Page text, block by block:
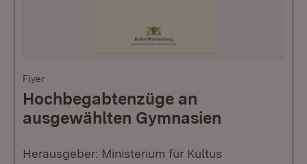
Flyer
Hochbegabtenzüge an
ausgewählten Gymnasien
Herausgeber: Ministerium für Kultus